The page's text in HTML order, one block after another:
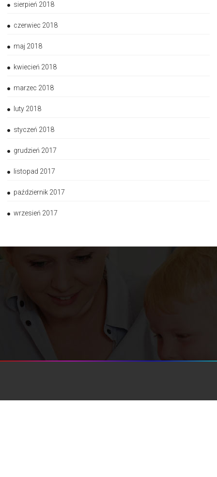
sierpień 2018
czerwiec 2018
maj 2018
kwiecień 2018
marzec 2018
luty 2018
styczeń 2018
grudzień 2017
listopad 2017
październik 2017
wrzesień 2017